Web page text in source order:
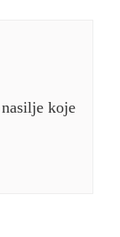
koje